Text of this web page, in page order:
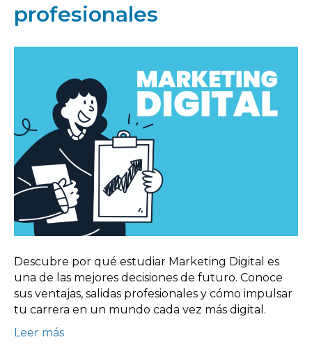
profesionales
Descubre por qué estudiar Marketing Digital es
una de las mejores decisiones de futuro. Conoce
sus ventajas, salidas profesionales y cómo impulsar
tu carrera en un mundo cada vez más digital.
Leer más